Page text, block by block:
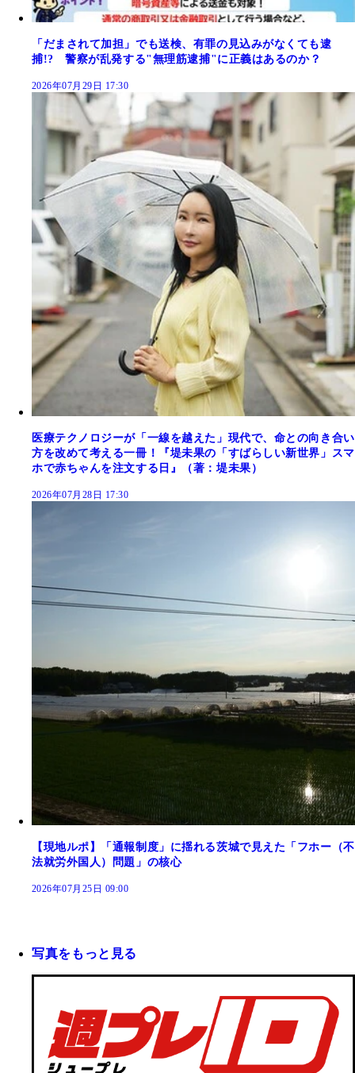
「だまされて加担」でも送検、有罪の見込みがなくても逮
捕!? 警察が乱発する"無理筋逮捕"に正義はあるのか？
2026年07月29日 17:30
医療テクノロジーが「一線を越えた」現代で、命との向き合い
方を改めて考える一冊！『堤未果の「すばらしい新世界」スマ
ホで赤ちゃんを注文する日』（著：堤未果）
2026年07月28日 17:30
【現地ルポ】「通報制度」に揺れる茨城で見えた「フホー（不
法就労外国人）問題」の核心
2026年07月25日 09:00
写真をもっと見る